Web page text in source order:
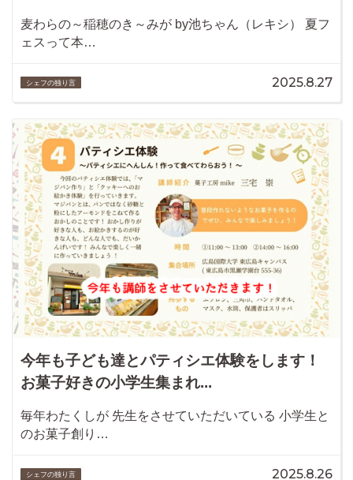
麦わらの～稲穂のき～みが by池ちゃん（レキシ） 夏フ
ェスって本…
シェフの独り言 2025.8.27
今年も子ども達とパティシエ体験をします！
お菓子好きの小学生集まれ...
毎年わたくしが 先生をさせていただいている 小学生と
のお菓子創り…
シェフの独り言 2025.8.26